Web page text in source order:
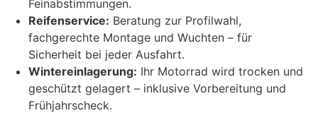
Feinabstimmungen.
Reifenservice: Beratung zur Profilwahl,
fachgerechte Montage und Wuchten – für
Sicherheit bei jeder Ausfahrt.
Wintereinlagerung: Ihr Motorrad wird trocken und
geschützt gelagert – inklusive Vorbereitung und
Frühjahrscheck.